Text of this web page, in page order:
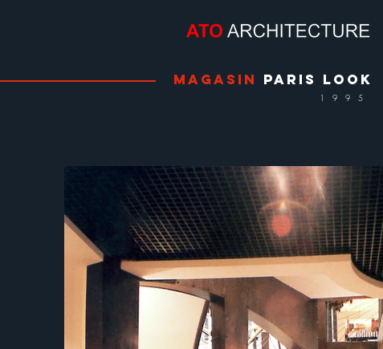
MAGASIN PARIS LOOK
1995